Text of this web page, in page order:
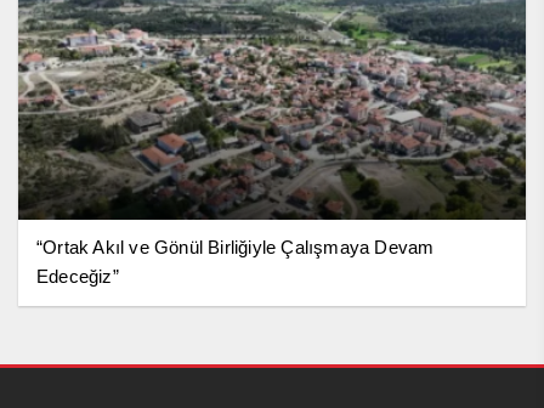
“Ortak Akıl ve Gönül Birliğiyle Çalışmaya Devam
Edeceğiz”